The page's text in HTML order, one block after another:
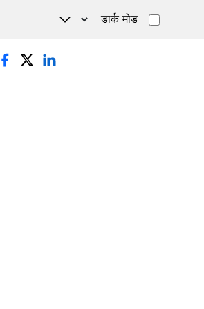
डार्क मोड